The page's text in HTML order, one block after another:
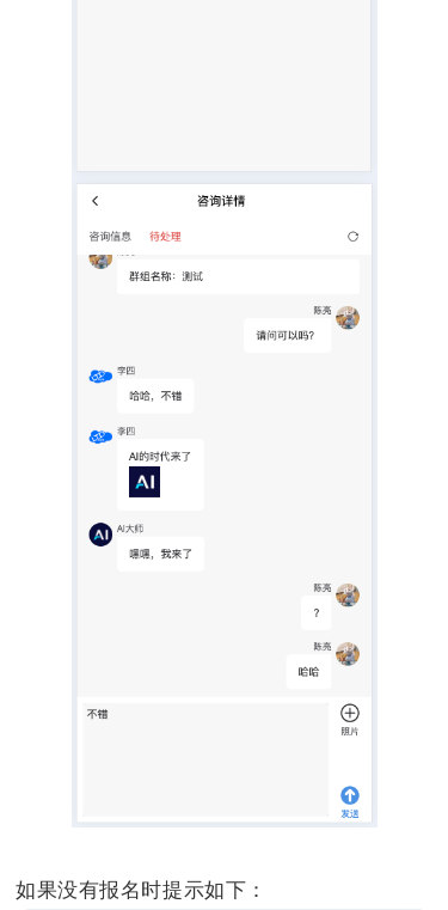
如果没有报名时提示如下：